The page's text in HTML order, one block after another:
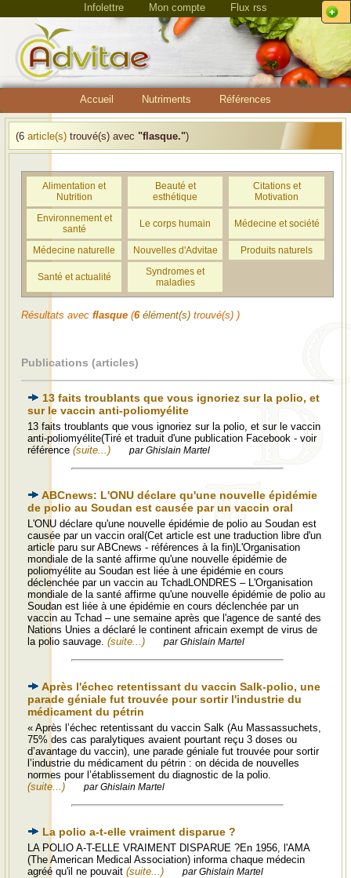
Infolettre Mon compte Flux rss
Accueil Nutriments Références
(6 article(s) trouvé(s) avec "flasque.")
Alimentation et
Nutrition
Beauté et
esthétique
Citations et
Motivation
Environnement et
santé
Le corps humain Médecine et société
Médecine naturelle Nouvelles d'Advitae Produits naturels
Santé et actualité
Syndromes et
maladies
Résultats avec flasque (6 élément(s) trouvé(s) )
Publications (articles)
13 faits troublants que vous ignoriez sur la polio, et
sur le vaccin anti-poliomyélite
13 faits troublants que vous ignoriez sur la polio, et sur le vaccin
anti-poliomyélite(Tiré et traduit d'une publication Facebook - voir
référence (suite...) par Ghislain Martel
ABCnews: L'ONU déclare qu'une nouvelle épidémie
de polio au Soudan est causée par un vaccin oral
L'ONU déclare qu'une nouvelle épidémie de polio au Soudan est
causée par un vaccin oral(Cet article est une traduction libre d'un
article paru sur ABCnews - références à la fin)L'Organisation
mondiale de la santé affirme qu'une nouvelle épidémie de
poliomyélite au Soudan est liée à une épidémie en cours
déclenchée par un vaccin au TchadLONDRES – L'Organisation
mondiale de la santé affirme qu'une nouvelle épidémie de polio au
Soudan est liée à une épidémie en cours déclenchée par un
vaccin au Tchad – une semaine après que l'agence de santé des
Nations Unies a déclaré le continent africain exempt de virus de
la polio sauvage. (suite...) par Ghislain Martel
Après l'échec retentissant du vaccin Salk-polio, une
parade géniale fut trouvée pour sortir l'industrie du
médicament du pétrin
« Après l’échec retentissant du vaccin Salk (Au Massassuchets,
75% des cas paralytiques avaient pourtant reçu 3 doses ou
d’avantage du vaccin), une parade géniale fut trouvée pour sortir
l’industrie du médicament du pétrin : on décida de nouvelles
normes pour l’établissement du diagnostic de la polio.
(suite...)
par Ghislain Martel
La polio a-t-elle vraiment disparue ?
LA POLIO A-T-ELLE VRAIMENT DISPARUE ?En 1956, l'AMA
(The American Medical Association) informa chaque médecin
agréé qu'il ne pouvait (suite...) par Ghislain Martel